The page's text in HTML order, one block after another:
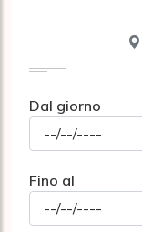
Dal giorno
Fino al